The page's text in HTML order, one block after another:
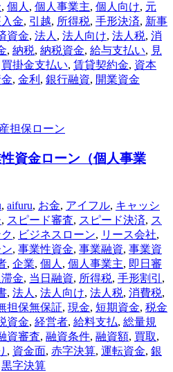
, 個人 , 個人事業主, 個人向け, 元
金, 引越, 所得税, 手形決済, 新事
資金, 法人 , 法人向け, 法人税, 消
, 納税, 納税資金, 給与支払い, 見
買掛金支払い, 賃貸契約金, 資本
, 金利 , 銀行融資, 開業資金
担保ローン
性資金ローン（個人事業
, aifuru, お金, アイフル, キャッシ
, スピード審査, スピード決済, ス
, ビジネスローン, リース会社,
, 事業性資金, 事業融資, 事業資
, 企業, 個人 , 個人事業主, 即日審
金, 当日融資, 所得税, 手形割引 ,
, 法人 , 法人向け, 法人税, 消費税,
担保無保証, 現金, 短期資金, 税金
資金, 経営者, 給料支払, 総量規
資審査, 融資条件, 融資額, 買取,
, 資金面, 赤字決算, 運転資金, 銀
黒字決算